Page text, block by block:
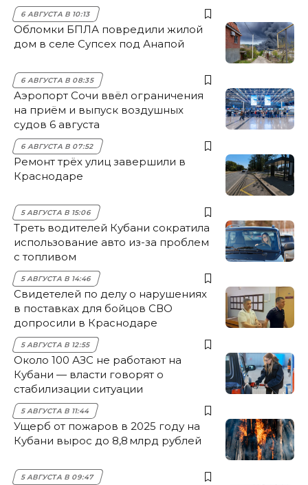
6 АВГУСТА В 10:13
Обломки БПЛА повредили жилой
дом в селе Супсех под Анапой
6 АВГУСТА В 08:35
Аэропорт Сочи ввёл ограничения
на приём и выпуск воздушных
судов 6 августа
6 АВГУСТА В 07:52
Ремонт трёх улиц завершили в
Краснодаре
5 АВГУСТА В 15:06
Треть водителей Кубани сократила
использование авто из-за проблем
с топливом
5 АВГУСТА В 14:46
Свидетелей по делу о нарушениях
в поставках для бойцов СВО
допросили в Краснодаре
5 АВГУСТА В 12:55
Около 100 АЗС не работают на
Кубани — власти говорят о
стабилизации ситуации
5 АВГУСТА В 11:44
Ущерб от пожаров в 2025 году на
Кубани вырос до 8,8 млрд рублей
5 АВГУСТА В 09:47